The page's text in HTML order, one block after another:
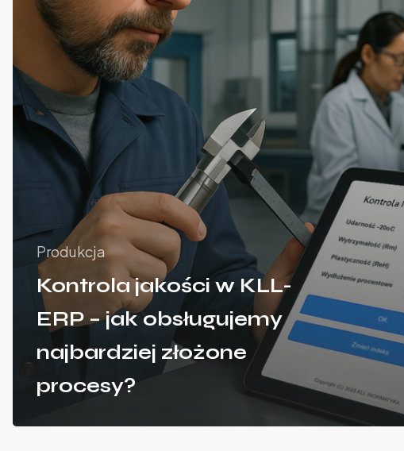
Produkcja
Kontrola jakości w KLL-
ERP – jak obsługujemy
najbardziej złożone
procesy?
O nas